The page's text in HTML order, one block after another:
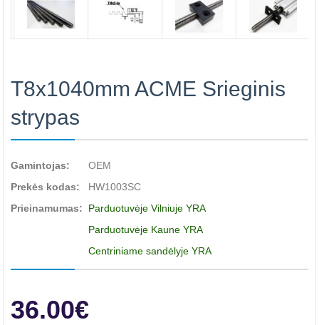
T8x1040mm ACME Srieginis
strypas
Gamintojas:
OEM
Prekės kodas:
HW1003SC
Prieinamumas:
Parduotuvėje Vilniuje YRA
Parduotuvėje Kaune YRA
Centriniame sandėlyje YRA
36.00€